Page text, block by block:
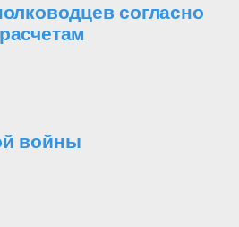
согласно
войны